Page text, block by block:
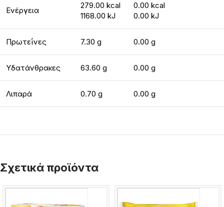
Ενέργεια
279.00 kcal
1168.00 kJ
0.00 kcal
0.00 kJ
Πρωτεΐνες 7.30 g 0.00 g
Υδατάνθρακες 63.60 g 0.00 g
Λιπαρά 0.70 g 0.00 g
Σχετικά προϊόντα